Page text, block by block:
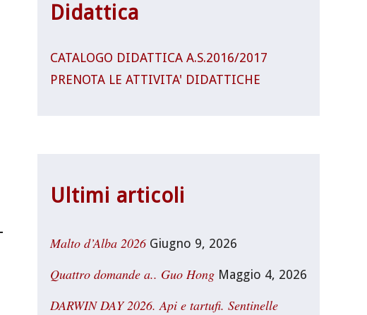
Didattica
CATALOGO DIDATTICA A.S.2016/2017
PRENOTA LE ATTIVITA' DIDATTICHE
Ultimi articoli
Malto d’Alba 2026 Giugno 9, 2026
Quattro domande a.. Guo Hong Maggio 4, 2026
DARWIN DAY 2026. Api e tartufi. Sentinelle